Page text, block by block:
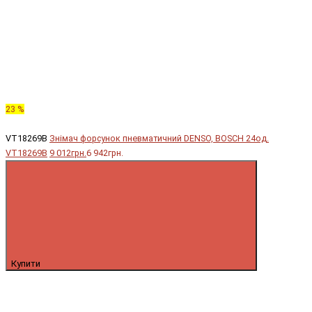
23 %
VT18269B Знімач форсунок пневматичний DENSO, BOSCH 24од.
VT18269B 9 012грн.6 942грн.
Купити